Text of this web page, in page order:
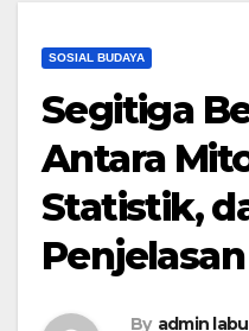
SOSIAL BUDAYA
Segitiga
Antara
Statistik,
By admin